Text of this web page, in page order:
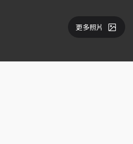
動居多，假掰照也會不遺餘力。
建立的佛系雙語日記， 希望用較
更多照片